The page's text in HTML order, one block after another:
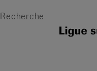
Recherche